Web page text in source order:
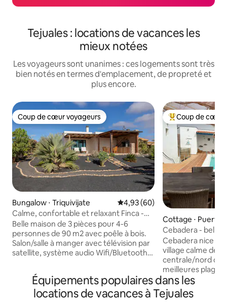
Tejuales : locations de vacances les
mieux notées
Les voyageurs sont unanimes : ces logements sont très
bien notés en termes d'emplacement, de propreté et
plus encore.
Coup de cœur voyageurs
Coup de cœur voyageurs
Bungalow ⋅ Triquivijate Évaluation moyenne sur la
4,93 (60)
Calme, confortable et relaxant Finca -
Fuerteventura
Belle maison de 3 pièces pour 4-6
personnes de 90 m2 avec poêle à bois.
Salon/salle à manger avec télévision par
satellite, système audio Wifi/Bluetooth.
chacune. Cuisine entièrement équipée -
plaque à induction, four, lave-vaisselle,
réfrigérateur/congélateur. Salle de bain
avec douche/WC, WC supplémentaires.
Coups de cœur
Coup de cœur
Cottage ⋅ Puerto
Cebadera - belle
Cebadera nice
village calme de
centrale/nord de
meilleures plages
Majanicho. Elle
privée (pour
solarium, d'une
Équipements populaires dans les
locations de vacances à Tejuales